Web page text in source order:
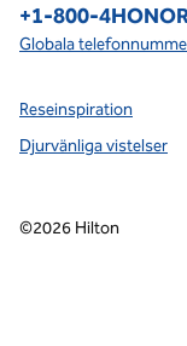
Telefon:
+1-800-
Globala
Reseinspiration
Djurvänliga vistelser
©2026 Hilton